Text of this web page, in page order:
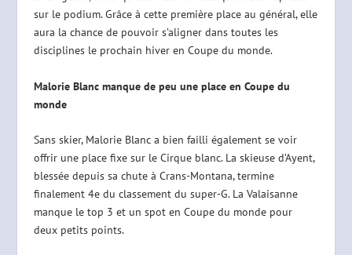
sur le podium. Grâce à cette première place au général, elle
aura la chance de pouvoir s’aligner dans toutes les
disciplines le prochain hiver en Coupe du monde.
Malorie Blanc manque de peu une place en Coupe du
monde
Sans skier, Malorie Blanc a bien failli également se voir
offrir une place fixe sur le Cirque blanc. La skieuse d’Ayent,
blessée depuis sa chute à Crans-Montana, termine
finalement 4e du classement du super-G. La Valaisanne
manque le top 3 et un spot en Coupe du monde pour
deux petits points.